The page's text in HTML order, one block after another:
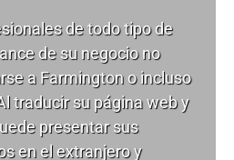
de todo tipo de
de su negocio no
a Farmington o incluso
traducir su página web y
presentar sus
en el extranjero y